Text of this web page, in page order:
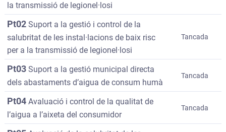
la transmissió de legionel·losi
Pt02 Suport a la gestió i control de la
salubritat de les instal·lacions de baix risc
per a la transmissió de legionel·losi
Tancada
Pt03 Suport a la gestió municipal directa
dels abastaments d’aigua de consum humà
Tancada
Pt04 Avaluació i control de la qualitat de
l’aigua a l’aixeta del consumidor
Tancada